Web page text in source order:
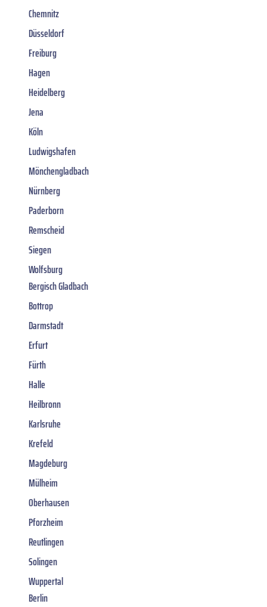
Chemnitz
Düsseldorf
Freiburg
Hagen
Heidelberg
Jena
Köln
Ludwigshafen
Mönchengladbach
Nürnberg
Paderborn
Remscheid
Siegen
Wolfsburg
Bergisch Gladbach
Bottrop
Darmstadt
Erfurt
Fürth
Halle
Heilbronn
Karlsruhe
Krefeld
Magdeburg
Mülheim
Oberhausen
Pforzheim
Reutlingen
Solingen
Wuppertal
Berlin